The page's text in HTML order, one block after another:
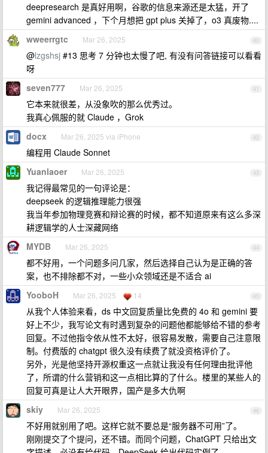
deepresearch 是真好用啊，谷歌的信息来源还是太猛，开了
gemini advanced ，下个月想把 gpt plus 关掉了，o3 真废物....
40
wweerrgtc Mar 26, 2025
@lzgshsj #13 思考 7 分钟也太慢了吧, 有没有问答链接可以看看
呀
41
seven777 Mar 26, 2025
它本来就很差，从没象吹的那么优秀过。
我真心佩服的就 Claude ，Grok
42
docx Mar 26, 2025 via iPhone
编程用 Claude Sonnet
43
Yuanlaoer Mar 26, 2025
我记得最常见的一句评论是：
deepseek 的逻辑推理能力很强
我当年参加物理竞赛和辩论赛的时候，都不知道原来有这么多深
耕逻辑学的人士深藏网络
44
MYDB Mar 26, 2025
都不好用，一个问题多问几家，然后选择自己认为是正确的答
案，也不排除都不对，一些小众领域还是不适合 ai
45
YooboH Mar 26, 2025 14
从我个人体验来看，ds 中文回复质量比免费的 4o 和 gemini 要
好上不少，我写论文有时遇到复杂的问题他都能够给不错的参考
回复。不过他指令依从性不太好，很容易发散，需要自己注意限
制。付费版的 chatgpt 很久没有续费了就没资格评价了。
另外，光是他坚持开源权重这一点就让我没有任何理由批评他
了，所谓的什么营销和这一点相比算的了什么。楼里的某些人的
回复可真是让人大开眼界，国产是多大仇啊
46
skiy Mar 26, 2025
不好用就别用了吧。这样它就不要总是“服务器不可用”了。
刚刚提交了个提问，还不错。而同个问题，ChatGPT 只给出文